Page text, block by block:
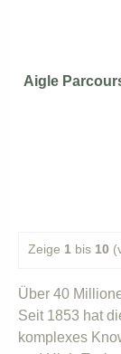
Aigle
Zeige 1 bis 10
Über 40
Seit 1853 hat
komplexes